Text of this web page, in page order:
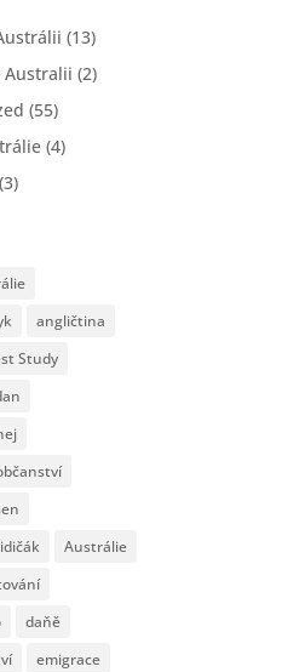
(13)
Australii (2)
(55)
(4)
(3)
angličtina
Study
Austrálie
daňě
emigrace